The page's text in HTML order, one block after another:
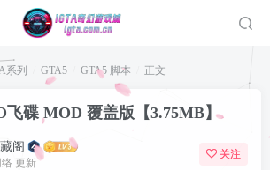
系列 GTA5 GTA5 脚本 正文
飞碟 MOD 覆盖版【3.75MB】
阁
更新
关注